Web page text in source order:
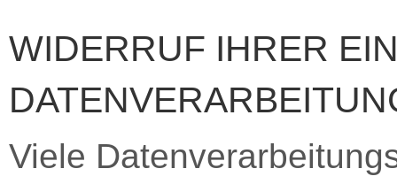
WIDERRUF IHRER
Viele